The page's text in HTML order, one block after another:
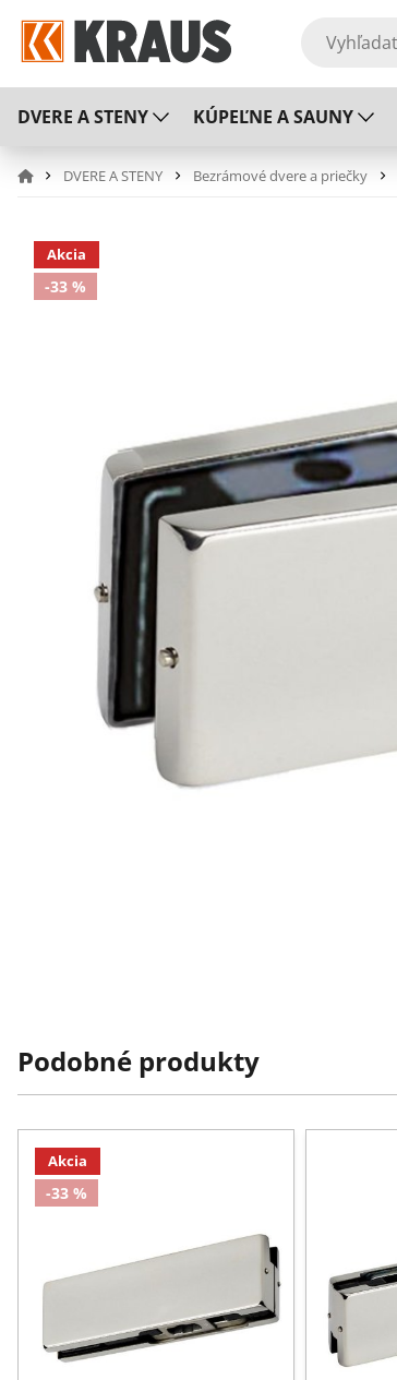
DVERE A STENY KÚPEĽNE A SAUNY
DVERE A STENY Bezrámové dvere a priečky
Akcia
-33 %
Podobné produkty
Akcia
-33 %